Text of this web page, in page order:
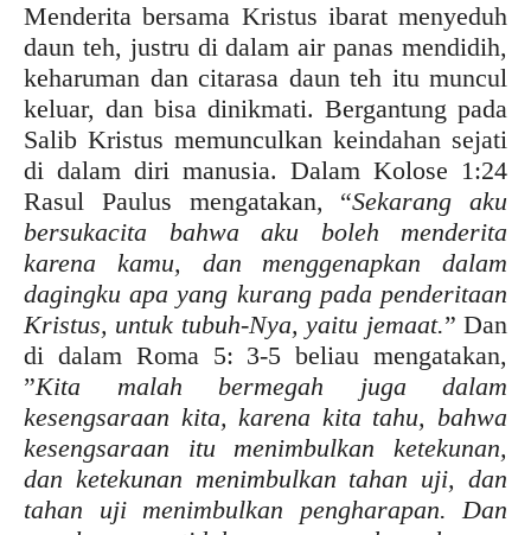
Menderita bersama Kristus ibarat menyeduh
daun teh, justru di dalam air panas mendidih,
keharuman dan citarasa daun teh itu muncul
keluar, dan bisa dinikmati. Bergantung pada
Salib Kristus memunculkan keindahan sejati
di dalam diri manusia. Dalam Kolose 1:24
Rasul Paulus mengatakan, “Sekarang aku
bersukacita bahwa aku boleh menderita
karena kamu, dan menggenapkan dalam
dagingku apa yang kurang pada penderitaan
Kristus, untuk tubuh-Nya, yaitu jemaat.” Dan
di dalam Roma 5: 3-5 beliau mengatakan,
”Kita malah bermegah juga dalam
kesengsaraan kita, karena kita tahu, bahwa
kesengsaraan itu menimbulkan ketekunan,
dan ketekunan menimbulkan tahan uji, dan
tahan uji menimbulkan pengharapan. Dan